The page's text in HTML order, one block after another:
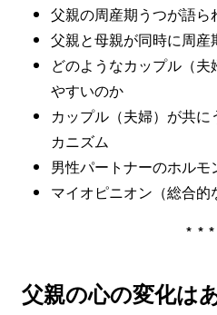
父親の周産期うつが語ら
父親と母親が同時に周産
どのようなカップル（
やすいのか
カップル（夫婦）が共
カニズム
男性パートナーのホル
マイオピニオン（総合的
***
父親の心の変化は